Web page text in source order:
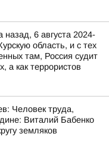
6 августа 2024-
область, и с тех
там, Россия судит
а как террористов
Человек труда,
Виталий Бабенко
земляков